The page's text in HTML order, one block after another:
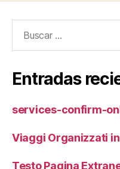
Entradas
services-confirm-
Viaggi Organizzati
Testo Pagina